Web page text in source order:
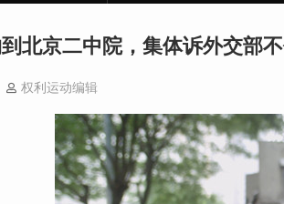
北京二中院，集体诉外交部
权利运动编辑